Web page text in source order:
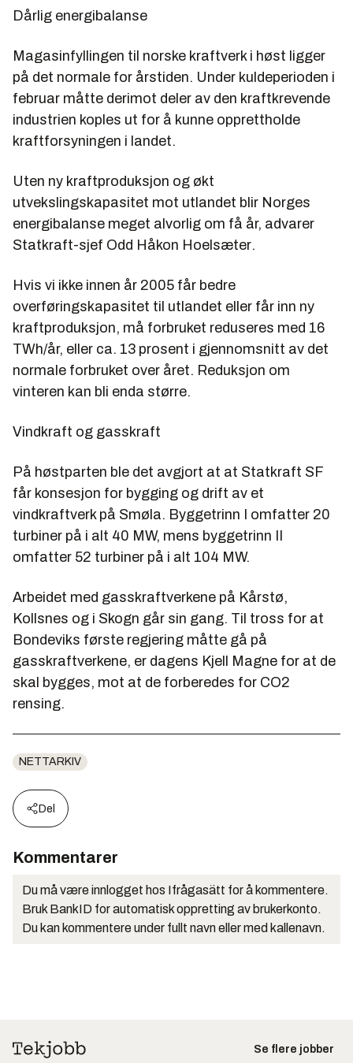
Dårlig energibalanse
Magasinfyllingen til norske kraftverk i høst ligger
på det normale for årstiden. Under kuldeperioden i
februar måtte derimot deler av den kraftkrevende
industrien koples ut for å kunne opprettholde
kraftforsyningen i landet.
Uten ny kraftproduksjon og økt
utvekslingskapasitet mot utlandet blir Norges
energibalanse meget alvorlig om få år, advarer
Statkraft-sjef Odd Håkon Hoelsæter.
Hvis vi ikke innen år 2005 får bedre
overføringskapasitet til utlandet eller får inn ny
kraftproduksjon, må forbruket reduseres med 16
TWh/år, eller ca. 13 prosent i gjennomsnitt av det
normale forbruket over året. Reduksjon om
vinteren kan bli enda større.
Vindkraft og gasskraft
På høstparten ble det avgjort at at Statkraft SF
får konsesjon for bygging og drift av et
vindkraftverk på Smøla. Byggetrinn I omfatter 20
turbiner på i alt 40 MW, mens byggetrinn II
omfatter 52 turbiner på i alt 104 MW.
Arbeidet med gasskraftverkene på Kårstø,
Kollsnes og i Skogn går sin gang. Til tross for at
Bondeviks første regjering måtte gå på
gasskraftverkene, er dagens Kjell Magne for at de
skal bygges, mot at de forberedes for CO2
rensing.
NETTARKIV
Del
Kommentarer
Du må være innlogget hos Ifrågasätt for å kommentere.
Bruk BankID for automatisk oppretting av brukerkonto.
Du kan kommentere under fullt navn eller med kallenavn.
Se flere jobber